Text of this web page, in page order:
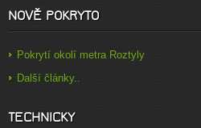
NOVĚ POKRYTO
Pokrytí okolí metra Roztyly
Další články..
TECHNICKY